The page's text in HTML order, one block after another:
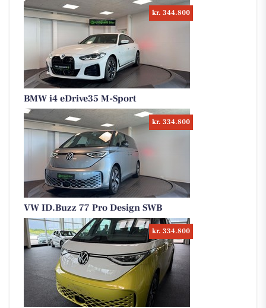
kr. 344.800
BMW i4 eDrive35 M-Sport
kr. 334.800
VW ID.Buzz 77 Pro Design SWB
kr. 334.800